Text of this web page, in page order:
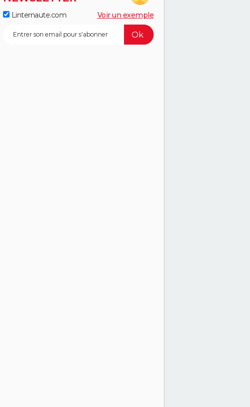
Linternaute.com Voir un exemple